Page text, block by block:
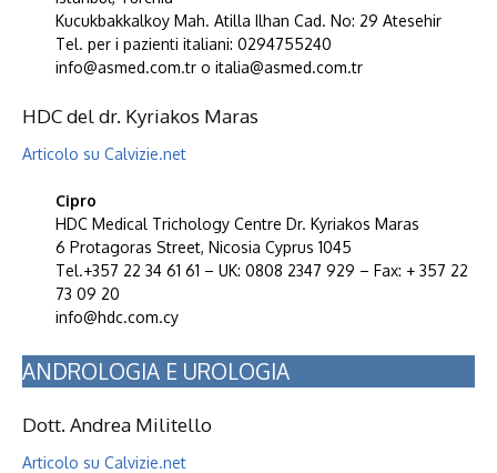
Kucukbakkalkoy Mah. Atilla Ilhan Cad. No: 29 Atesehir
Tel. per i pazienti italiani: 0294755240
info@asmed.com.tr o italia@asmed.com.tr
HDC del dr. Kyriakos Maras
Articolo su Calvizie.net
Cipro
HDC Medical Trichology Centre Dr. Kyriakos Maras
6 Protagoras Street, Nicosia Cyprus 1045
Tel.+357 22 34 61 61 – UK: 0808 2347 929 – Fax: + 357 22
73 09 20
info@hdc.com.cy
ANDROLOGIA E UROLOGIA
Dott. Andrea Militello
Articolo su Calvizie.net